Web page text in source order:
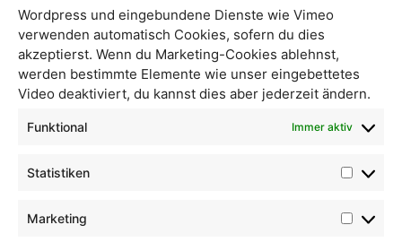
Wordpress und eingebundene Dienste wie Vimeo
verwenden automatisch Cookies, sofern du dies
akzeptierst. Wenn du Marketing-Cookies ablehnst,
werden bestimmte Elemente wie unser eingebettetes
Video deaktiviert, du kannst dies aber jederzeit ändern.
Funktional Immer aktiv
Statistiken
Marketing
Knuspermüsli Emmerweizengrieß